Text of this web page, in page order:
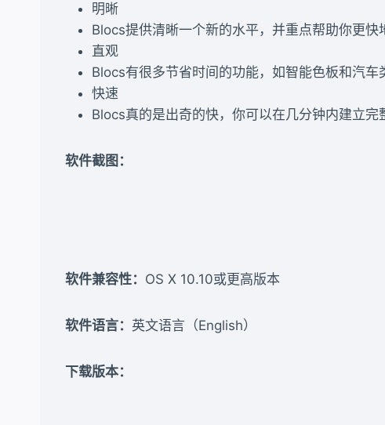
明晰
Blocs提供清晰一个新的水平，并重点帮助你更快
直观
Blocs有很多节省时间的功能，如智能色板和汽车
快速
Blocs真的是出奇的快，你可以在几分钟内建立完
软件截图：
软件兼容性： OS X 10.10或更高版本
软件语言： 英文语言（English）
下载版本：